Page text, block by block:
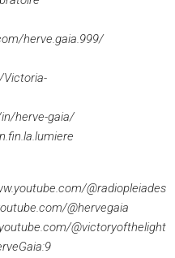
herve.gaia.999/
herve-gaia/
@radiopleiades
@hervegaia
@victoryofthelight